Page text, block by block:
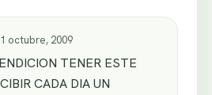
octubre, 2009
TENER ESTE
CADA DIA UN